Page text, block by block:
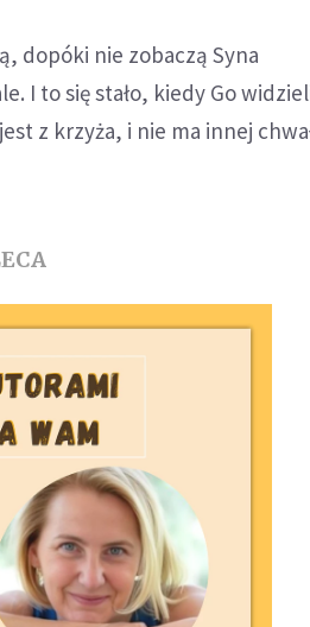
dopóki nie zobaczą Syna
I to się stało, kiedy Go
z krzyża, i nie ma innej